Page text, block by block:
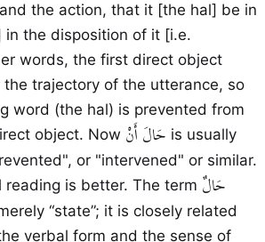
the action, that it [the hal] be in
in the disposition of it [i.e.
words, the first direct object
trajectory of the utterance, so
word (the hal) is prevented from
object. Now حَالَ أَنْ is usually
or "intervened" or similar.
reading is better. The term حَالٌ
“state”; it is closely related
verbal form and the sense of